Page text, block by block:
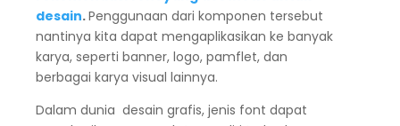
desain.Penggunaan dari komponen tersebut
nantinya kita dapat mengaplikasikan ke banyak
karya, seperti banner, logo, pamflet, dan
berbagai karya visual lainnya.
Dalam dunia desain grafis, jenis font dapat